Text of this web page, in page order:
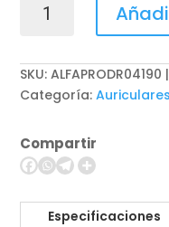
Quantum
Headphones
-
650
Negro
cantidad
SKU:ALFAPRODR04190
Categoría:Auriculares
Compartir
Especificaciones